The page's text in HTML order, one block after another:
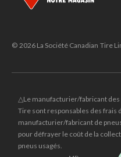
© 2026 La Société Canadian Tire
△Le manufacturier/fabricant des
Tire sont responsables des frais
manufacturier/fabricant de
pour défrayer le coût de la
pneus usagés.